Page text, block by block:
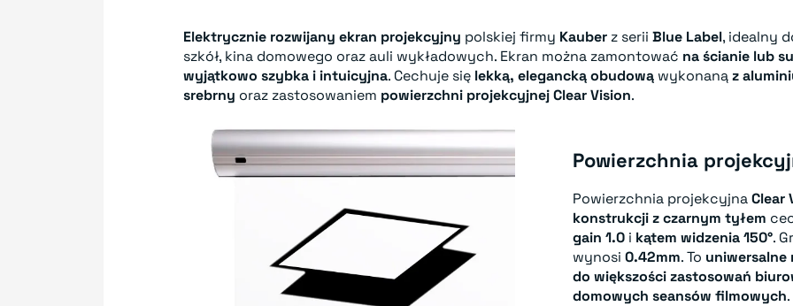
Elektrycznie rozwijany ekran projekcyjny polskiej firmy Kauber z serii Blue Label, idealny
szkół, kina domowego oraz auli wykładowych. Ekran można zamontować na ścianie lub
wyjątkowo szybka i intuicyjna. Cechuje się lekką, elegancką obudową wykonanąz
srebrny oraz zastosowaniem powierzchni projekcyjnej Clear Vision.
Powierzchnia
Powierzchnia projekcyjnaClear
konstrukcji z czarnym tyłem
gain 1.0 i kątem widzenia 150°.
wynosi 0.42mm. To uniwersalne
do większości zastosowań
domowych seansów filmowych.